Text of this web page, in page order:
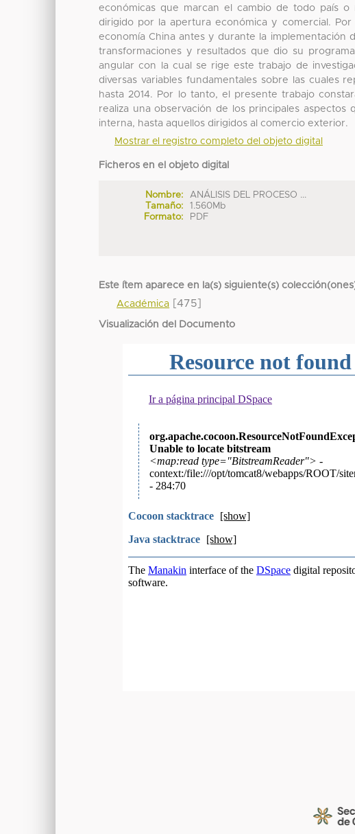
económicas que marcan el cambio de todo país
dirigido por la apertura económica y comercial.
economía China antes y durante la implementación
transformaciones y resultados que dio su
angular con la cual se rige este trabajo de
diversas variables fundamentales sobre las cuales
hasta 2014. Por lo tanto, el presente trabajo
realiza una observación de los principales
interna, hasta aquellos dirigidos al comercio exterior.
Mostrar el registro completo del objeto digital
Ficheros en el objeto digital
Nombre:
ANÁLISIS DEL PROCESO ...
Tamaño:
1.560Mb
Formato:
PDF
Este ítem aparece en la(s) siguiente(s)
Académica [475]
Visualización del Documento